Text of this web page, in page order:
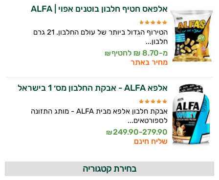
אלפאס חטיף חלבון בוטנים אפוי | ALFA
הטירוף הגדול ביותר של עולם החלבון. 21 גרם
חלבון...
מ-8.70 ₪ לחטיף ₪
מחיר באתר
אלפא ALFA - אבקת החלבון מס׳ 1 בישראל
אבקת חלבון אלפא מבית ALFA - מותג התזונה
לספורטאים...
249.90-279.90
₪
שליח חינם
בחירת קטגוריה